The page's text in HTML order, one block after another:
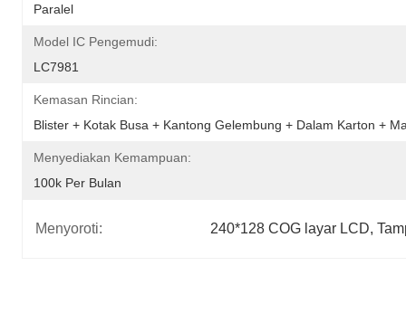
Paralel
Model IC Pengemudi:
LC7981
Kemasan Rincian:
Blister + Kotak Busa + Kantong Gelembung + Dalam Karton +
Menyediakan Kemampuan:
100k Per Bulan
Menyoroti: 240*128 COG layar LCD,